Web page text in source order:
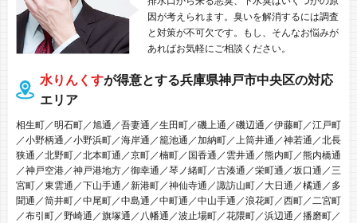
因が考えられます。臭いを解消するには調査
と対策が不可欠です。もし、そんなお悩みが
あればお気軽にご相談ください。
水りんくすが得意とする兵庫県神戸市中央区の対応
エリア
相生町／明石町／旭通／吾妻通／生田町／磯上通／磯辺通／伊藤町／江戸町
／小野柄通／小野浜町／海岸通／籠池通／加納町／上筒井通／神若通／北長
狭通／北野町／北本町通／京町／楠町／国香通／雲井通／熊内町／熊内橋通
／神戸空港／神戸港地方／御幸通／琴ノ緒町／古湊通／栄町通／坂口通／三
宮町／東雲通／下山手通／新港町／神仙寺通／諏訪山町／大日通／橘通／多
聞通／筒井町／中尾町／中島通／中町通／中山手通／浪花町／西町／二宮町
／布引町／野崎通／旗塚通／八幡通／波止場町／花隈町／浜辺通／播磨町／